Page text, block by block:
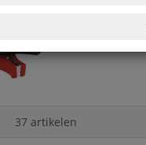
37 artikelen